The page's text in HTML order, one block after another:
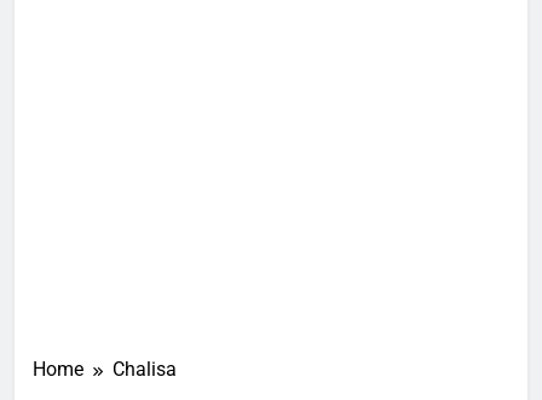
Home Chalisa